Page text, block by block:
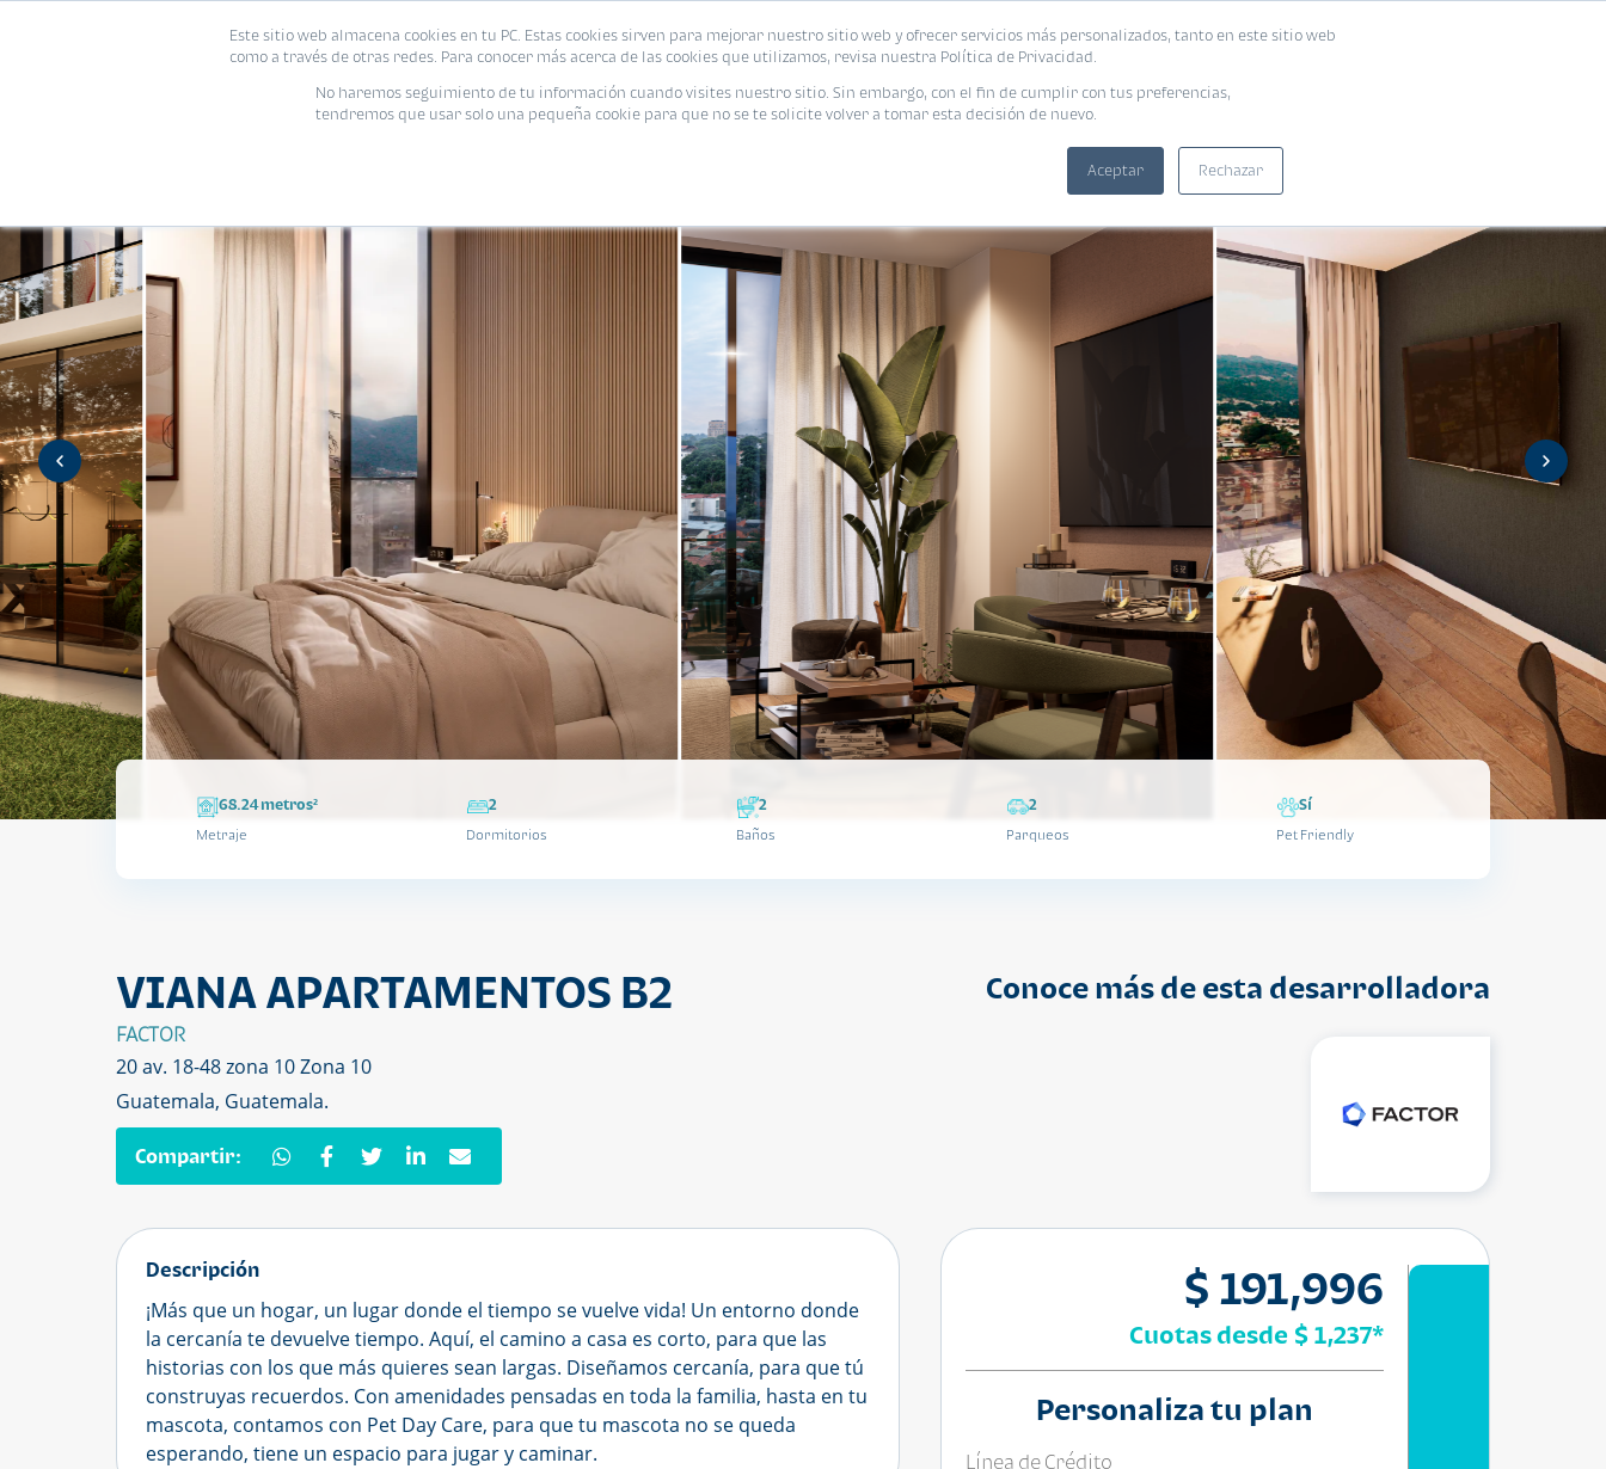
Este sitio web almacena cookies en tu PC. Estas cookies sirven para mejorar nuestro sitio web y ofrecer servicios más personalizados, tanto en este sitio web
como a través de otras redes. Para conocer más acerca de las cookies que utilizamos, revisa nuestra Política de Privacidad.
No haremos seguimiento de tu información cuando visites nuestro sitio. Sin embargo, con el fin de cumplir con tus preferencias,
tendremos que usar solo una pequeña cookie para que no se te solicite volver a tomar esta decisión de nuevo.
Aceptar Rechazar
68.24 metros²
Metraje
2
Dormitorios
2
Baños
2
Parqueos
Sí
Pet Friendly
VIANA APARTAMENTOS B2
FACTOR
20 av. 18-48 zona 10 Zona 10
Guatemala, Guatemala.
Compartir:
Conoce más de esta desarrolladora
Descripción
¡Más que un hogar, un lugar donde el tiempo se vuelve vida! Un entorno donde
la cercanía te devuelve tiempo. Aquí, el camino a casa es corto, para que las
historias con los que más quieres sean largas. Diseñamos cercanía, para que tú
construyas recuerdos. Con amenidades pensadas en toda la familia, hasta en tu
mascota, contamos con Pet Day Care, para que tu mascota no se queda
esperando, tiene un espacio para jugar y caminar.
$ 191,996
Cuotas desde $ 1,237*
Personaliza tu plan
Línea de Crédito
Viviendas Eventos Promociones Blog Encuentra tu vivienda ideal